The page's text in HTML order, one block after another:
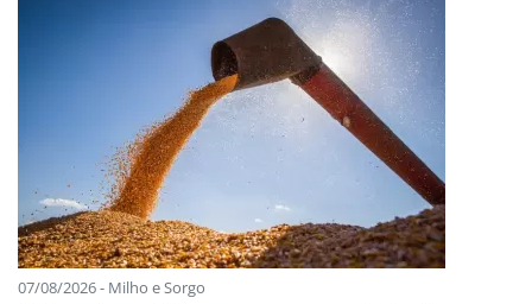
07/08/2026 - Milho e Sorgo